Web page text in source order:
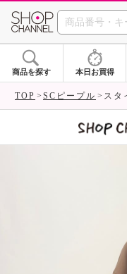
商品を探す 本日お買得
TOP SCピープル スタ